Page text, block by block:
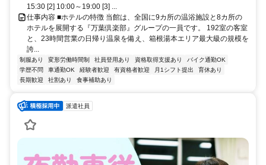
15:30 [2] 10:00～19:00 [3] ...
仕事内容 ■ホテルの特徴 当館は、全国に9カ所の温浴施設と8カ所の
ホテルを展開する『万葉倶楽部』グループの一員です。 192室の客室
と、23時間営業の日帰り温泉を備え、箱根湯本エリア最大級の規模を
誇...
制服あり 変形労働時間制 社員登用あり 資格取得支援あり
バイク通勤OK
学歴不問
車通勤OK 経験者歓迎 有資格者歓迎 月1シフト提出
育休あり
長期歓迎
社割あり 食事補助あり
派遣社員